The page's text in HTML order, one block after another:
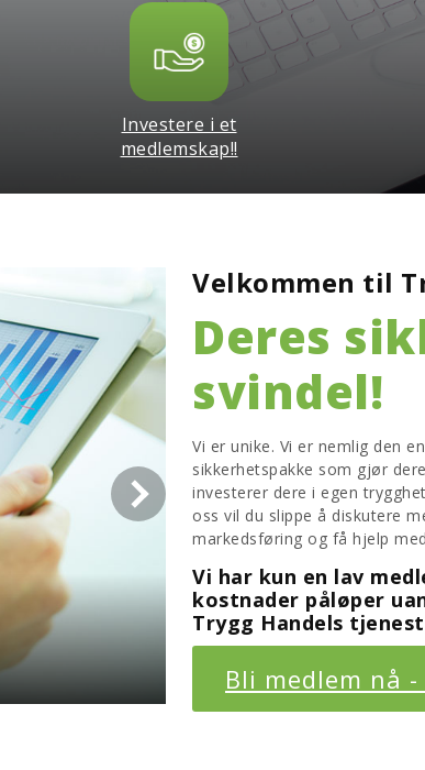
Investere i et
medlemskap!!
Velkommen til
Deres
svindel!
Vi er unike. Vi er nemlig den
sikkerhetspakke som gjør
investerer dere i egen
oss vil du slippe å diskutere
markedsføring og få hjelp
Vi har kun en lav
kostnader påløper
Trygg Handels
Bli medlem nå